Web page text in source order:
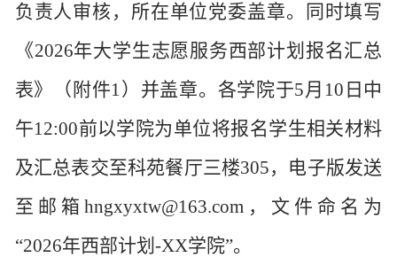
负责人审核，所在单位党委盖章。同时填写
《2026年大学生志愿服务西部计划报名汇总
表》（附件1）并盖章。各学院于5月10日中
午12:00前以学院为单位将报名学生相关材料
及汇总表交至科苑餐厅三楼305，电子版发送
至邮箱 hngxyxtw@163.com，文件命名为
“2026年西部计划-XX学院”。